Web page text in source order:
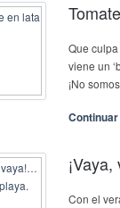
Que
viene un
¡No
Con el